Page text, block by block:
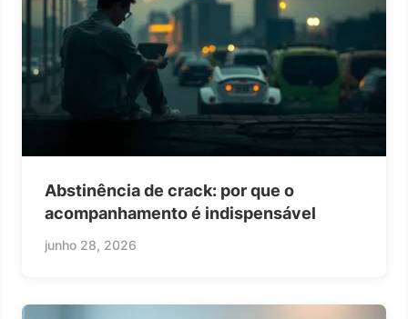
Abstinência de crack: por que o
acompanhamento é indispensável
junho 28, 2026